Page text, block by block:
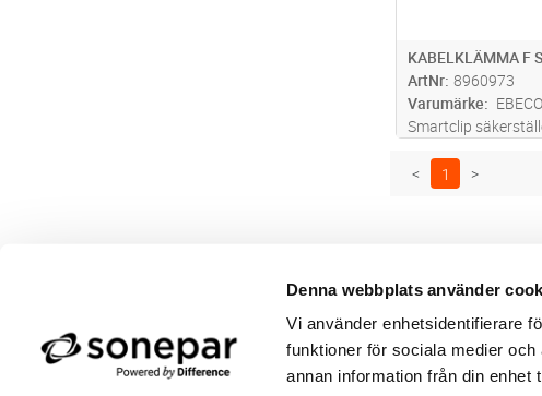
Denna webbplats använder
Vi använder enhetsidentifierare
funktioner för sociala medier
annan information från din
KABELKLÄMMA F
ArtNr 8960973
Varumärke
EBECO
Smartclip
skada ytskiktet. Du
gör att du kan få
< 1 >
Felanmälan
Returer
Beställa PDF fakturor
Öppettider